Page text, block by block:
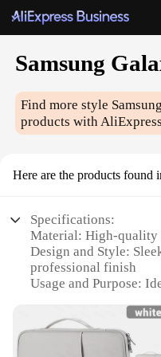
Samsung
Find more style
products with
Here are the products found
Specifications:
Material: High-quality
Design and Style:
professional finish
Usage and Purpose:
Performance and
wear and tear
Parts and